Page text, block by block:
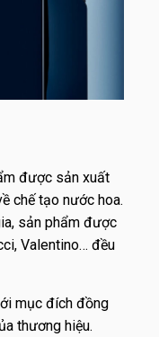
được sản xuất
chế tạo nước hoa.
sản phẩm được
Valentino… đều
mục đích đồng
thương hiệu.